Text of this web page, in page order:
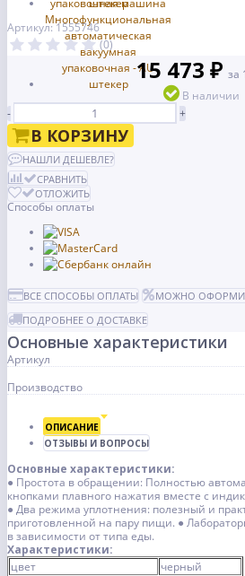
Артикул: 1555746
(0)
15 473 ₽ за
В наличии
-
+
В КОРЗИНУ
НАШЛИ ДЕШЕВЛЕ?
СРАВНИТЬ
ОТЛОЖИТЬ
Способы оплаты
ВСЕ СПОСОБЫ ОПЛАТЫ
МОЖНО
ПОДРОБНЕЕ О ДОСТАВКЕ
Основные характеристики
Артикул
Производство
ОПИСАНИЕ
ОТЗЫВЫ И ВОПРОСЫ
Основные характеристики:
● Простота в обращении: Полностью
кнопками плавного нажатия вместе с
● Два режима уплотнения: полезный и
приготовленной на пару пищи. ●
в зависимости от типа еды.
Характеристики:
цвет
черный